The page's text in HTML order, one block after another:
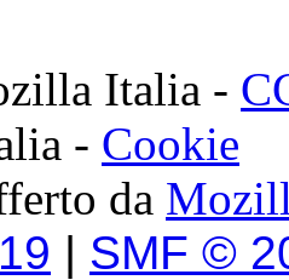
Italia -
- Cookie
da
| SMF ©